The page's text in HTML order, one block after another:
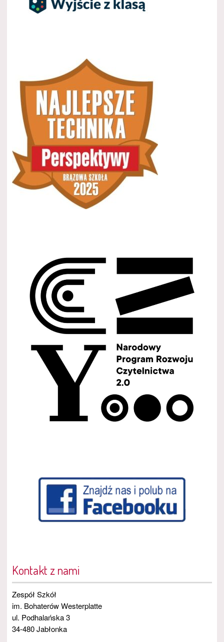
Kontakt z nami
Zespół Szkół
im. Bohaterów Westerplatte
ul. Podhalańska 3
34-480 Jabłonka